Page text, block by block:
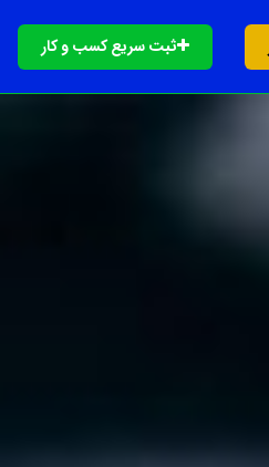
ثبت سریع کسب و کار